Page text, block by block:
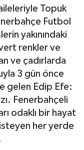
Topuk
Futbol
yakınındaki
renkler ve
ve çadırlarda
3 gün önce
gelen Edip Efe:
Fenerbahçeli
odaklı bir hayat
her yerde